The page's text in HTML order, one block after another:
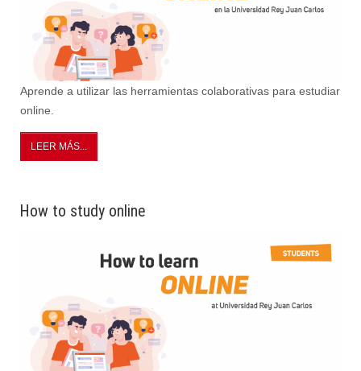
Aprende a utilizar las herramientas colaborativas para estudiar
online.
LEER MÁS...
How to study online